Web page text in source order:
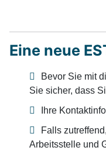
Eine neue
Bevor Sie mit
Sie sicher, dass
Ihre
Falls
Arbeitsstelle und